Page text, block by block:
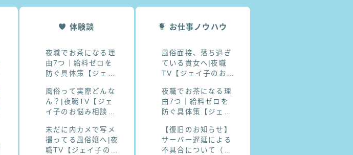
体験談
夜職でお茶になる理
由7つ｜給料ゼロを
防ぐ具体策【ジェイ
風俗って実際どんな
ん？|夜職TV【ジェ
イ子のお悩み相談
未だに内カメで写メ
撮ってる風俗嬢へ|夜
職TV【ジェイ子のお
お仕事ノウハウ
風俗面接、落ち過ぎ
ている貴女へ|夜職
TV【ジェイ子のお悩
夜職でお茶になる理
由7つ｜給料ゼロを
防ぐ具体策【ジェイ
【復旧のお知らせ】
サーバー遅延による
不具合について（現